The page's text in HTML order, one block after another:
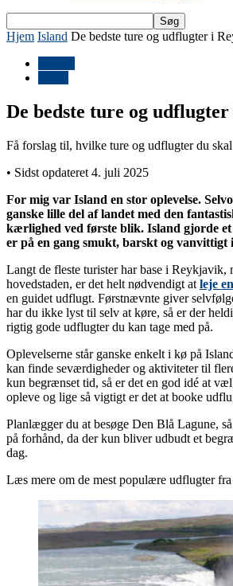
Hjem Island De bedste ture og udflugter i
De bedste ture og
Få forslag til, hvilke ture og udflugter du
• Sidst opdateret 4. juli 2025
For mig var Island en stor oplevelse.
ganske lille del af landet med den
kærlighed ved første blik. Island gjorde
er på en gang smukt, barskt og vanvittigt
Langt de fleste turister har base i Reykjavik,
hovedstaden, er det helt nødvendigt at leje
en guidet udflugt. Førstnævnte giver
har du ikke lyst til selv at køre, så er der
rigtig gode udflugter du kan tage med på.
Oplevelserne står ganske enkelt i kø på
kan finde seværdigheder og aktiviteter til
kun begrænset tid, så er det en god idé at
opleve og lige så vigtigt er det at booke
Planlægger du at besøge Den Blå Lagune,
på forhånd, da der kun bliver udbudt et
dag.
Læs mere om de mest populære udflugter